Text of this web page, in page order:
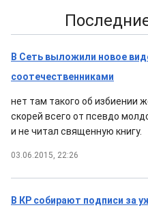
В Сеть выложили новое
соотечественниками
нет там такого об избиении
скорей всего от псевдо
и не читал священную книгу.
03.06.2015, 22:26
В КР собирают подписи за